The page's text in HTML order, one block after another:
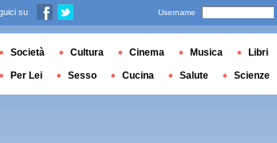
su Username
Società Cultura Cinema Musica Libri
Per Lei Sesso Cucina Salute Scienze